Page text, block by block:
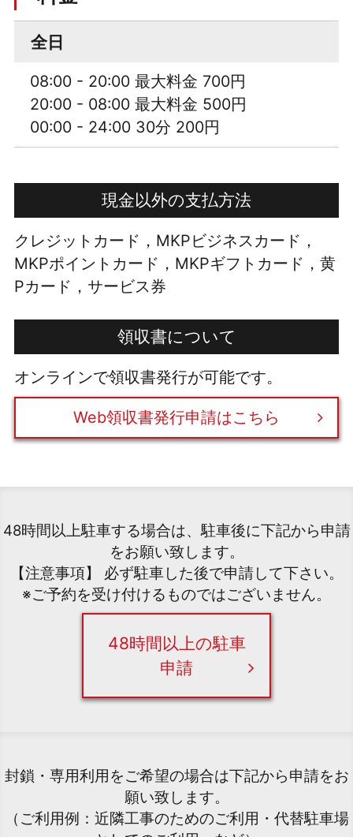
全日
08:00 - 20:00 最大料金 700円
20:00 - 08:00 最大料金 500円
00:00 - 24:00 30分 200円
現金以外の支払方法
クレジットカード，MKPビジネスカード，
MKPポイントカード，MKPギフトカード，黄
Pカード，サービス券
領収書について
オンラインで領収書発行が可能です。
Web領収書発行申請はこちら
48時間以上駐車する場合は、駐車後に下記から申請
をお願い致します。
【注意事項】 必ず駐車した後で申請して下さい。
※ご予約を受け付けるものではございません。
48時間以上の駐車
申請
封鎖・専用利用をご希望の場合は下記から申請をお
願い致します。
（ご利用例：近隣工事のためのご利用・代替駐車場